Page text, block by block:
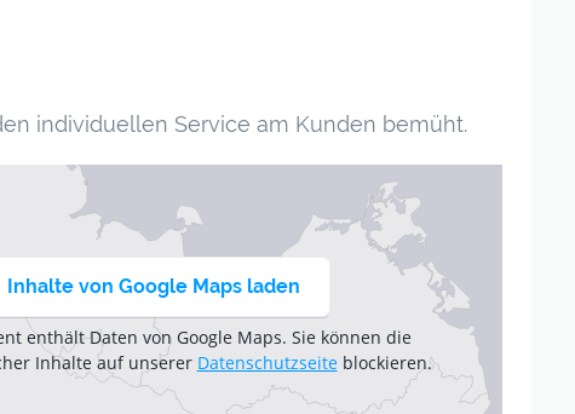
individuellen Service am Kunden bemüht.
Inhalte von Google Maps laden
enthält Daten von Google Maps. Sie können die
Inhalte auf unserer Datenschutzseiteblockieren.